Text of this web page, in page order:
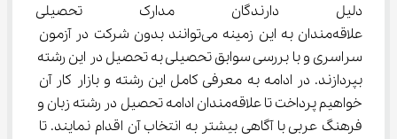
دلیل دارندگان مدارک
علاقه‌مندان به این زمینه می‌توانند بدون شرکت در آزمون
سراسری و با بررسی سوابق تحصیلی به تحصیل در این رشته
بپردازند. در ادامه به معرفی کامل این رشته و بازار کار آن
خواهیم پرداخت تا علاقه‌مندان ادامه تحصیل در رشته زبان و
فرهنگ عربی با آگاهی بیشتر به انتخاب آن اقدام نمایند. تا